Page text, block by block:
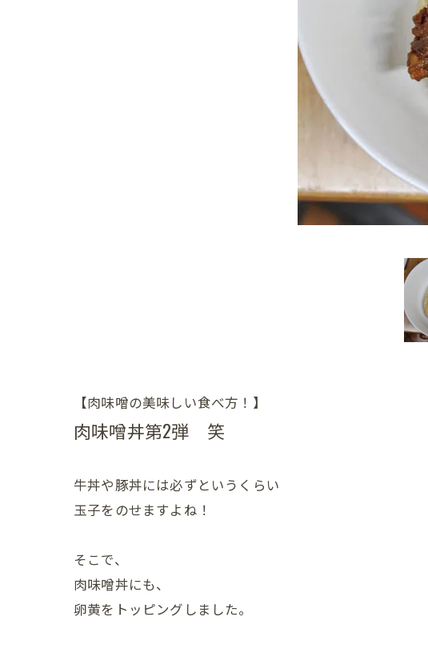
【肉味噌の美味しい食べ方！】
肉味噌丼第2弾 笑
牛丼や豚丼には必ずというくらい
玉子をのせますよね！
そこで、
肉味噌丼にも、
卵黄をトッピングしました。